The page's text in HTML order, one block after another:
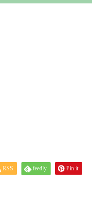
RSS feedly Pin it